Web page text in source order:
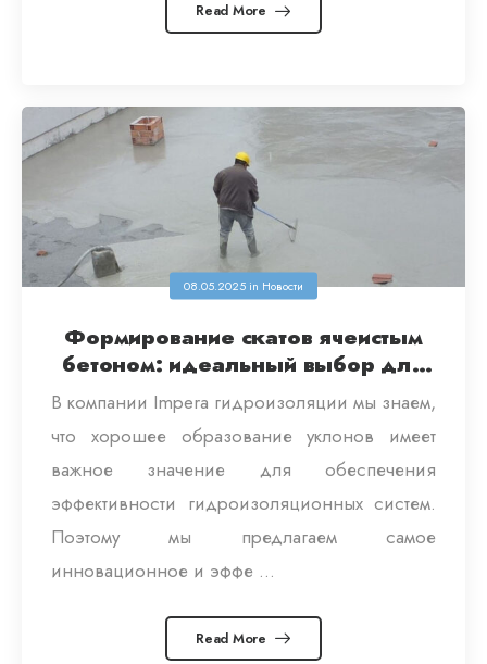
Read More
08.05.2025 in Новости
Формирование скатов ячеистым
бетоном: идеальный выбор для
В компании Impera гидроизоляции мы знаем,
что хорошее образование уклонов имеет
важное значение для обеспечения
эффективности гидроизоляционных систем.
Поэтому мы предлагаем самое
инновационное и эффе ...
Read More